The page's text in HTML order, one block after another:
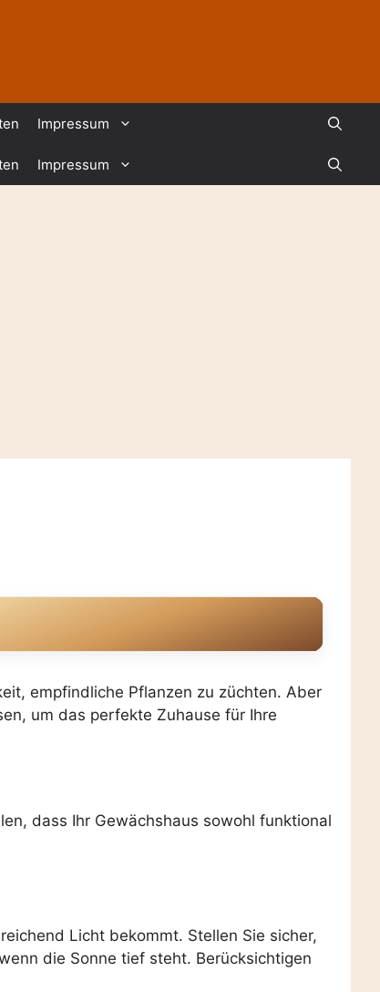
Impressum
Impressum
empfindliche Pflanzen zu züchten. Aber
um das perfekte Zuhause für Ihre
dass Ihr Gewächshaus sowohl funktional
Licht bekommt. Stellen Sie sicher,
die Sonne tief steht. Berücksichtigen